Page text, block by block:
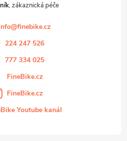
@finebike.cz
224 247 526
777 334 025
FineBike.cz
FineBike.cz
Youtube kanál